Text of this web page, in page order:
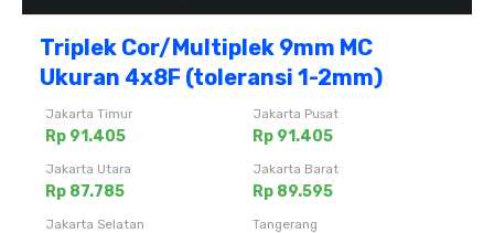
Triplek Cor/Multiplek 9mm MC
Ukuran 4x8F (toleransi 1-2mm)
Jakarta Timur
Rp 91.405
Jakarta Pusat
Rp 91.405
Jakarta Utara
Rp 87.785
Jakarta Barat
Rp 89.595
Jakarta Selatan Tangerang